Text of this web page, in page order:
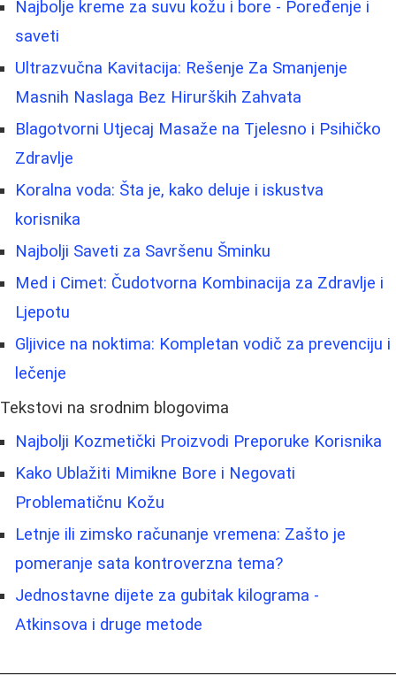
Najbolje kreme za suvu kožu i bore - Poređenje i
saveti
Ultrazvučna Kavitacija: Rešenje Za Smanjenje
Masnih Naslaga Bez Hirurških Zahvata
Blagotvorni Utjecaj Masaže na Tjelesno i Psihičko
Zdravlje
Koralna voda: Šta je, kako deluje i iskustva
korisnika
Najbolji Saveti za Savršenu Šminku
Med i Cimet: Čudotvorna Kombinacija za Zdravlje i
Ljepotu
Gljivice na noktima: Kompletan vodič za prevenciju i
lečenje
Tekstovi na srodnim blogovima
Najbolji Kozmetički Proizvodi Preporuke Korisnika
Kako Ublažiti Mimikne Bore i Negovati
Problematičnu Kožu
Letnje ili zimsko računanje vremena: Zašto je
pomeranje sata kontroverzna tema?
Jednostavne dijete za gubitak kilograma -
Atkinsova i druge metode